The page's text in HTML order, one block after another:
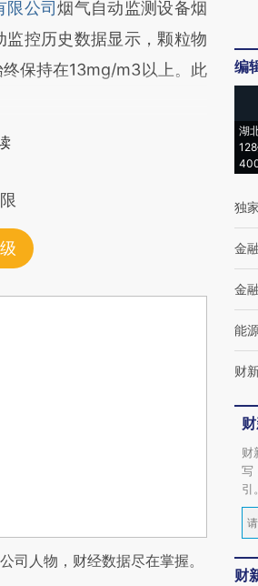
限公司烟气自动监测设备烟
控历史数据显示，颗粒物
保持在13mg/m3以上。此
司人物，财经数据尽在掌握。
编
湖
独家
金融
金
能
财
财
写
引。
财